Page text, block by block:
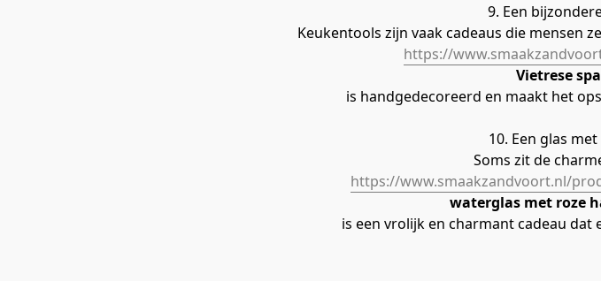
9. Een
Keukentools zijn vaak cadeaus die mensen
https://
Vietrese
is handgedecoreerd en maakt het
10. Een glas
Soms zit de
https://www.smaakzandvoort.nl/
waterglas met roze
is een vrolijk en charmant cadeau